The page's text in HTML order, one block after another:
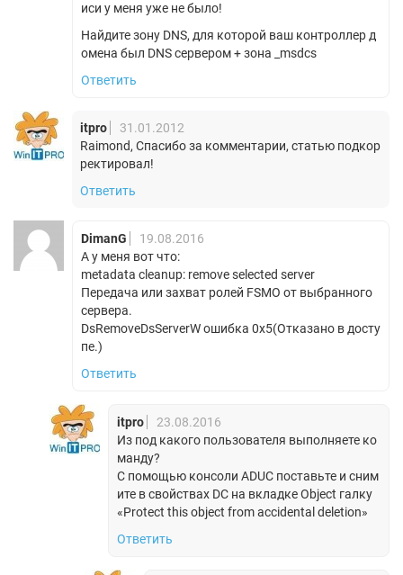
иси у меня уже не было!
Найдите зону DNS, для которой ваш контроллер д
омена был DNS сервером + зона _msdcs
Ответить
itpro
31.01.2012
Raimond, Спасибо за комментарии, статью подкор
ректировал!
Ответить
DimanG
19.08.2016
А у меня вот что:
metadata cleanup: remove selected server
Передача или захват ролей FSMO от выбранного
сервера.
DsRemoveDsServerW ошибка 0x5(Отказано в досту
пе.)
Ответить
itpro
23.08.2016
Из под какого пользователя выполняете ко
манду?
С помощью консоли ADUC поставьте и сним
ите в свойствах DC на вкладке Object галку
«Protect this object from accidental deletion»
Ответить